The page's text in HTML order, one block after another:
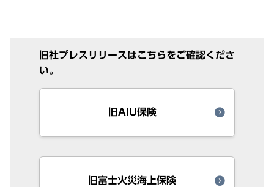
旧社プレスリリースはこちらをご確認くださ
い。
旧AIU保険
旧富士火災海上保険